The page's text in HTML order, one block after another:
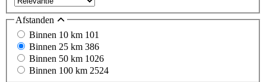
Afstanden
Binnen 10 km 101
Binnen 25 km 386
Binnen 50 km 1026
Binnen 100 km 2524